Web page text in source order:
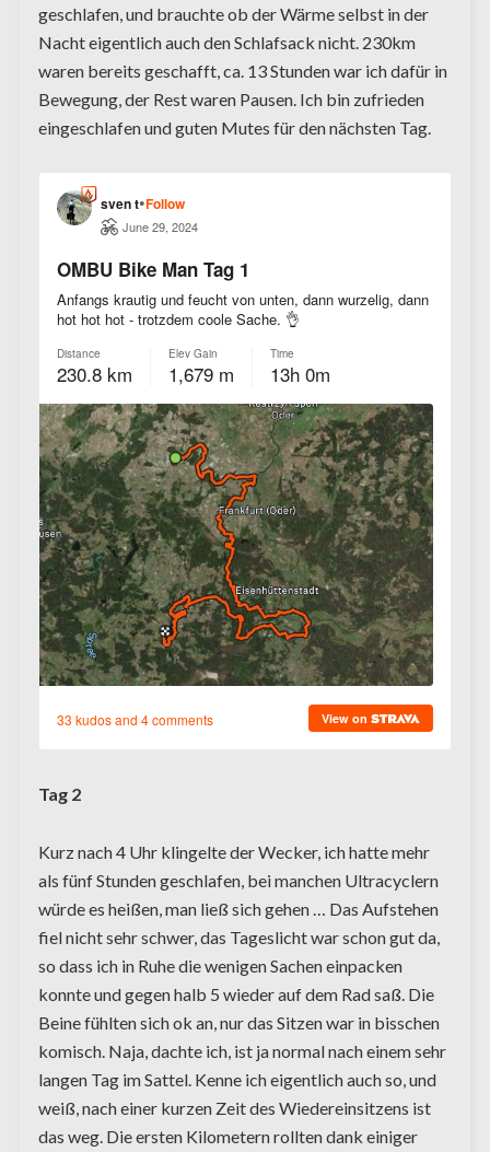
geschlafen, und brauchte ob der Wärme selbst in der
Nacht eigentlich auch den Schlafsack nicht. 230km
waren bereits geschafft, ca. 13 Stunden war ich dafür in
Bewegung, der Rest waren Pausen. Ich bin zufrieden
eingeschlafen und guten Mutes für den nächsten Tag.
Tag 2
Kurz nach 4 Uhr klingelte der Wecker, ich hatte mehr
als fünf Stunden geschlafen, bei manchen Ultracyclern
würde es heißen, man ließ sich gehen … Das Aufstehen
fiel nicht sehr schwer, das Tageslicht war schon gut da,
so dass ich in Ruhe die wenigen Sachen einpacken
konnte und gegen halb 5 wieder auf dem Rad saß. Die
Beine fühlten sich ok an, nur das Sitzen war in bisschen
komisch. Naja, dachte ich, ist ja normal nach einem sehr
langen Tag im Sattel. Kenne ich eigentlich auch so, und
weiß, nach einer kurzen Zeit des Wiedereinsitzens ist
das weg. Die ersten Kilometern rollten dank einiger